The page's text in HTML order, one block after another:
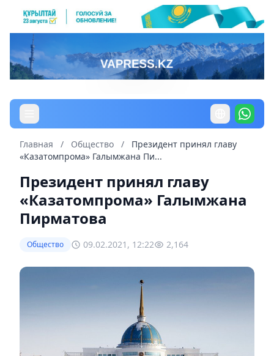
Главная / Общество /
Президент принял главу
«Казатомпрома» Галымжана Пи...
Президент принял главу
«Казатомпрома» Галымжана
Пирматова
Общество 09.02.2021, 12:22 2,164